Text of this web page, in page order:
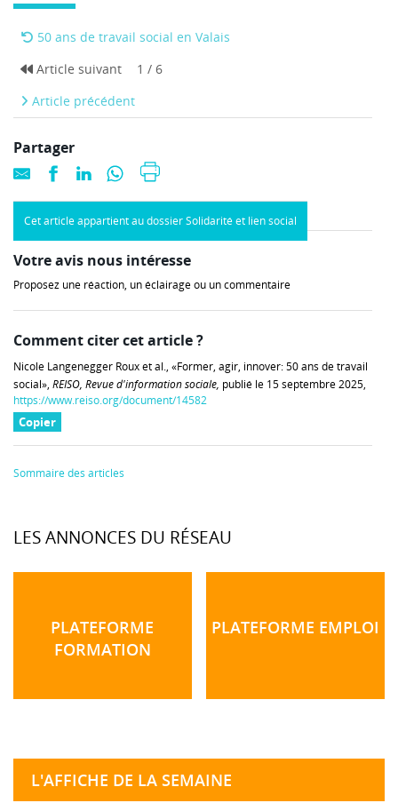
50 ans de travail social en Valais
Article suivant
1 / 6
Article précédent
Partager
Cet article appartient au dossier Solidarité et lien social
Votre avis nous intéresse
Proposez une réaction, un éclairage ou un commentaire
Comment citer cet article ?
Nicole Langenegger Roux et al., «Former, agir, innover: 50 ans de travail
social», REISO, Revue d'information sociale, publié le 15 septembre 2025,
https://www.reiso.org/document/14582
Copier
Sommaire des articles
LES ANNONCES DU RÉSEAU
PLATEFORME
FORMATION
PLATEFORME EMPLOI
L'AFFICHE DE LA SEMAINE